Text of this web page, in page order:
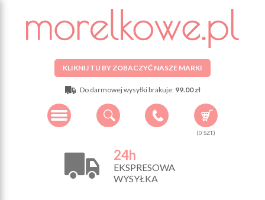
KLIKNIJ TU BY ZOBACZYĆ NASZE MARKI
Do darmowej wysyłki brakuje: 99.00 zł
(0 SZT.)
24h
EKSPRESOWA
WYSYŁKA